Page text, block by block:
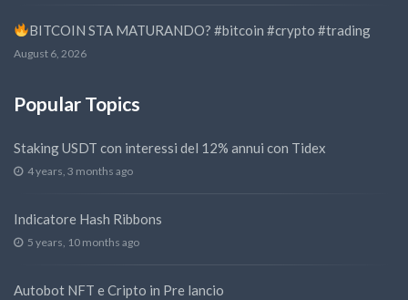
BITCOIN STA MATURANDO? #bitcoin #crypto #trading
August 6, 2026
Popular Topics
Staking USDT con interessi del 12% annui con Tidex
4 years, 3 months ago
Indicatore Hash Ribbons
5 years, 10 months ago
Autobot NFT e Cripto in Pre lancio